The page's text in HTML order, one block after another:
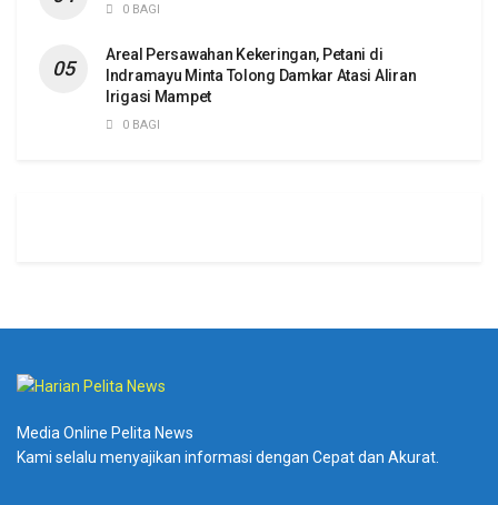
0 BAGI
Areal Persawahan Kekeringan, Petani di
Indramayu Minta Tolong Damkar Atasi Aliran
Irigasi Mampet
0 BAGI
Media Online Pelita News
Kami selalu menyajikan informasi dengan Cepat dan Akurat.